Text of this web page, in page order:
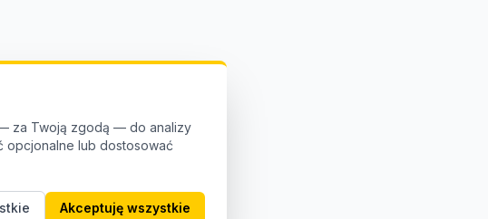
za Twoją zgodą — do analizy
opcjonalne lub dostosować
Akceptuję wszystkie